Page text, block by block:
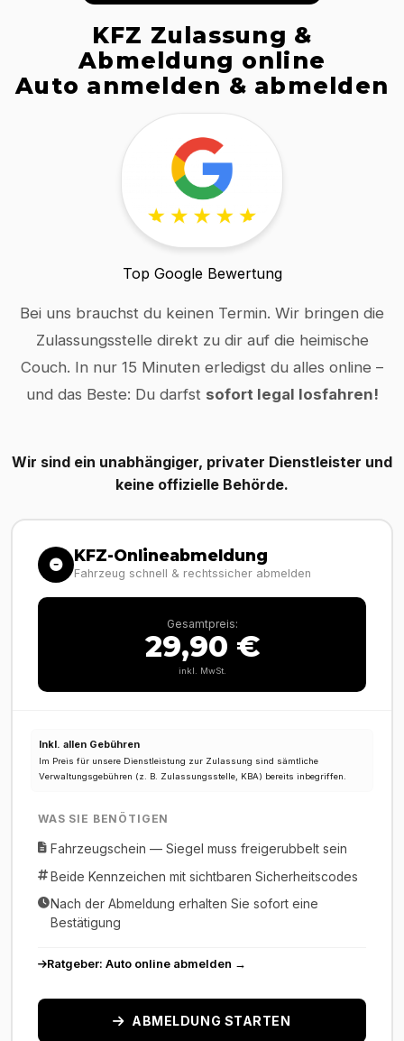
KFZ Zulassung &
Abmeldung online
Auto anmelden & abmelden
Top Google Bewertung
Bei uns brauchst du keinen Termin. Wir bringen die
Zulassungsstelle direkt zu dir auf die heimische
Couch. In nur 15 Minuten erledigst du alles online –
und das Beste: Du darfst sofort legal losfahren!
Wir sind ein unabhängiger, privater Dienstleister und
keine offizielle Behörde.
KFZ-Onlineabmeldung
Fahrzeug schnell & rechtssicher abmelden
Gesamtpreis:
29,90 €
inkl. MwSt.
Inkl. allen Gebühren
Im Preis für unsere Dienstleistung zur Zulassung sind sämtliche
Verwaltungsgebühren (z. B. Zulassungsstelle, KBA) bereits inbegriffen.
WAS SIE BENÖTIGEN
Fahrzeugschein — Siegel muss freigerubbelt sein
Beide Kennzeichen mit sichtbaren Sicherheitscodes
Nach der Abmeldung erhalten Sie sofort eine
Bestätigung
Ratgeber: Auto online abmelden →
ABMELDUNG STARTEN